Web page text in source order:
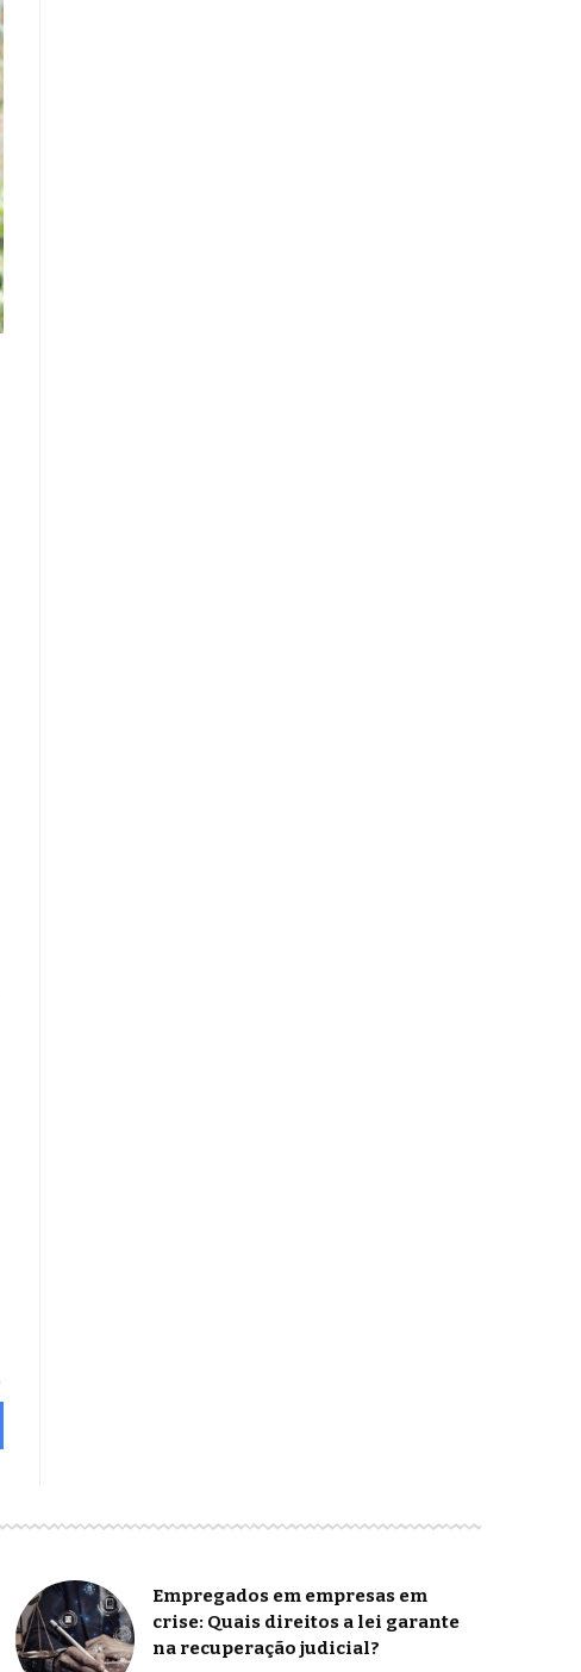
Empregados em empresas em
crise: Quais direitos a lei garante
na recuperação judicial?